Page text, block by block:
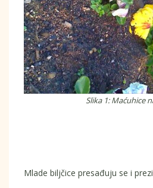
Slika 1: Maćuhice
Mlade biljčice presađuju se i